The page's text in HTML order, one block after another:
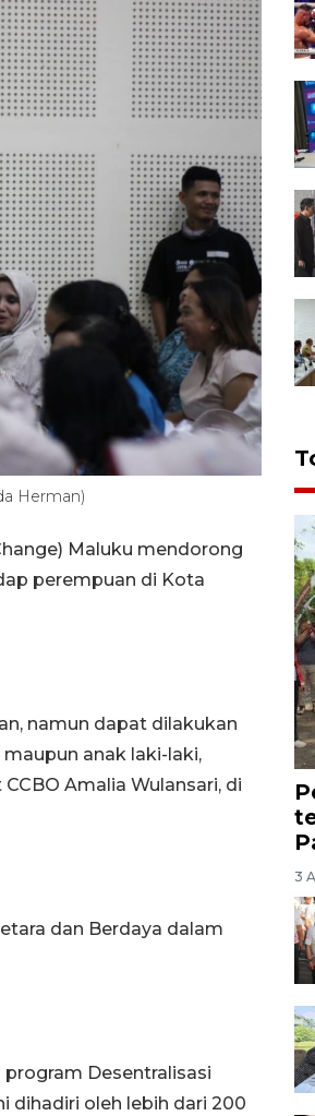
Herman)
Maluku mendorong
perempuan di Kota
namun dapat dilakukan
anak laki-laki,
Amalia Wulansari, di
dan Berdaya dalam
Desentralisasi
dihadiri oleh lebih dari 200
3